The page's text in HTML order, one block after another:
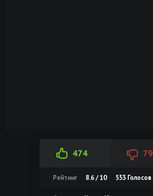
474 79
Рейтинг 8.6 / 10 553Голосов